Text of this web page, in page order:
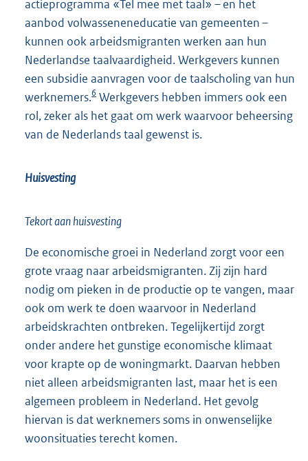
actieprogramma «Tel mee met taal» – en het
aanbod volwasseneneducatie van gemeenten –
kunnen ook arbeidsmigranten werken aan hun
Nederlandse taalvaardigheid. Werkgevers kunnen
een subsidie aanvragen voor de taalscholing van hun
werknemers.6 Werkgevers hebben immers ook een
rol, zeker als het gaat om werk waarvoor beheersing
van de Nederlands taal gewenst is.
Huisvesting
Tekort aan huisvesting
De economische groei in Nederland zorgt voor een
grote vraag naar arbeidsmigranten. Zij zijn hard
nodig om pieken in de productie op te vangen, maar
ook om werk te doen waarvoor in Nederland
arbeidskrachten ontbreken. Tegelijkertijd zorgt
onder andere het gunstige economische klimaat
voor krapte op de woningmarkt. Daarvan hebben
niet alleen arbeidsmigranten last, maar het is een
algemeen probleem in Nederland. Het gevolg
hiervan is dat werknemers soms in onwenselijke
woonsituaties terecht komen.